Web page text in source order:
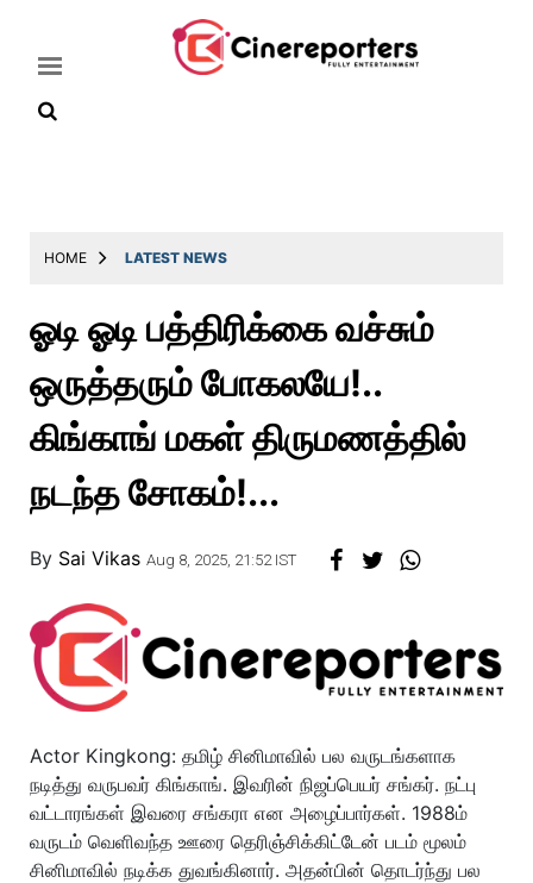
Latest
Throwback
Television
Reviews
Story
HOME LATEST NEWS
ஓடி ஓடி பத்திரிக்கை வச்சும்
ஒருத்தரும் போகலயே!..
கிங்காங் மகள் திருமணத்தில்
நடந்த சோகம்!...
By Sai Vikas Aug 8, 2025, 21:52 IST
Actor Kingkong: தமிழ் சினிமாவில் பல வருடங்களாக
நடித்து வருபவர் கிங்காங். இவரின் நிஜப்பெயர் சங்கர். நட்பு
வட்டாரங்கள் இவரை சங்கரா என அழைப்பார்கள். 1988ம்
வருடம் வெளிவந்த ஊரை தெரிஞ்சிக்கிட்டேன் படம் மூலம்
சினிமாவில் நடிக்க துவங்கினார். அதன்பின் தொடர்ந்து பல